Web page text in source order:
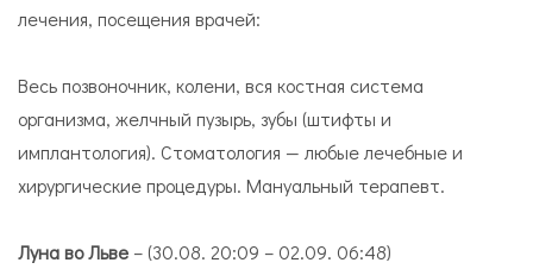
лечения, посещения врачей:
Весь позвоночник, колени, вся костная система
организма, желчный пузырь, зубы (штифты и
имплантология). Стоматология — любые лечебные и
хирургические процедуры. Мануальный терапевт.
Луна во Льве – (30.08. 20:09 – 02.09. 06:48)